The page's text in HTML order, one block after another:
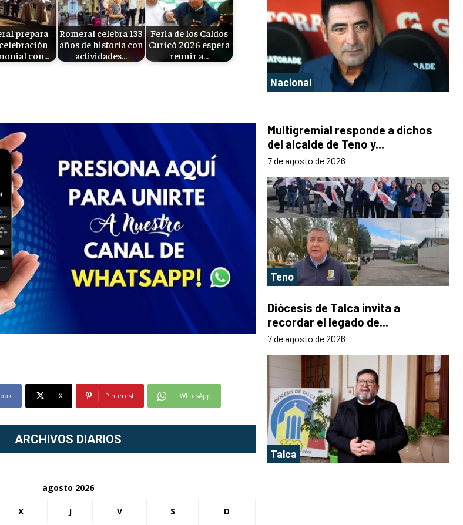
prepara
con…
Romeral celebra 133
años de historia con
actividades…
Feria de los Caldos
Curicó 2026 espera
reunir a…
X Pinterest WhatsApp
ARCHIVOS DIARIOS
agosto 2026
X J V S D
Nacional
Multigremial responde a dichos
del alcalde de Teno y...
7 de agosto de 2026
Teno
Diócesis de Talca invita a
recordar el legado de...
7 de agosto de 2026
Talca